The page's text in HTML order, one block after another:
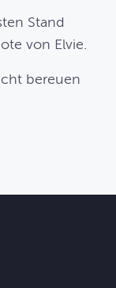
Stand
von Elvie.
bereuen